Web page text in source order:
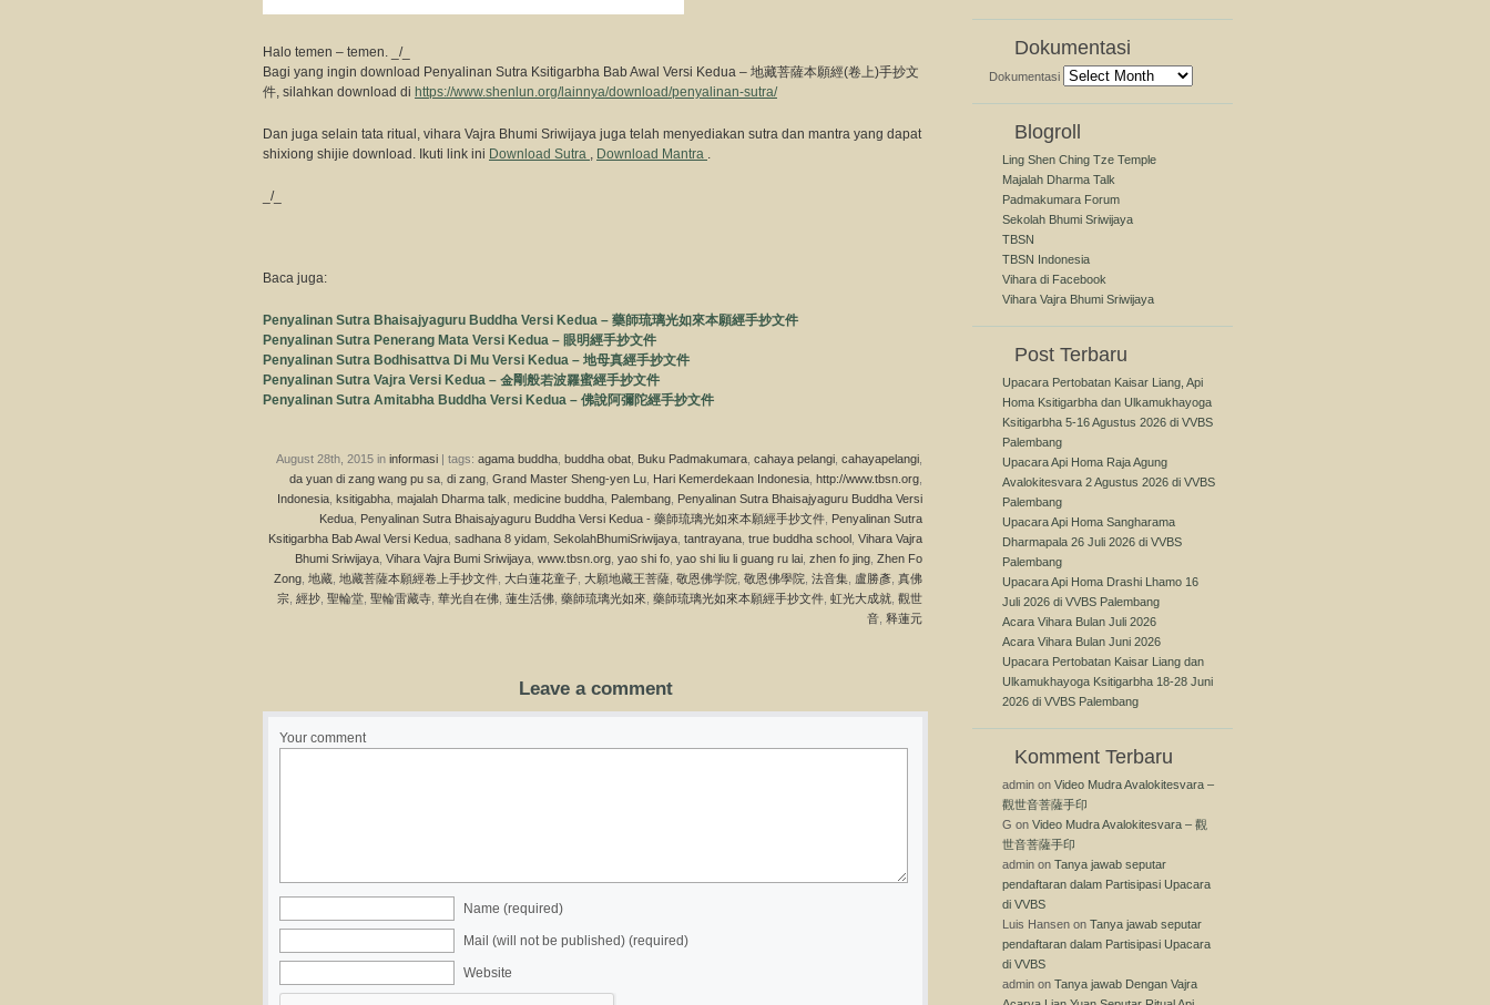
Halo temen – temen. _/_
Bagi yang ingin download Penyalinan Sutra Ksitigarbha Bab Awal Versi Kedua – 地藏菩薩本願經(卷上)手抄文
件, silahkan download di https://www.shenlun.org/lainnya/download/penyalinan-sutra/
Dan juga selain tata ritual, vihara Vajra Bhumi Sriwijaya juga telah menyediakan sutra dan mantra yang dapat
shixiong shijie download. Ikuti link ini Download Sutra , Download Mantra .
_/_
Baca juga:
Penyalinan Sutra Bhaisajyaguru Buddha Versi Kedua – 藥師琉璃光如來本願經手抄文件
Penyalinan Sutra Penerang Mata Versi Kedua – 眼明經手抄文件
Penyalinan Sutra Bodhisattva Di Mu Versi Kedua – 地母真經手抄文件
Penyalinan Sutra Vajra Versi Kedua – 金剛般若波羅蜜經手抄文件
Penyalinan Sutra Amitabha Buddha Versi Kedua – 佛說阿彌陀經手抄文件
August 28th, 2015 in informasi | tags: agama buddha buddha obat Buku Padmakumara cahaya pelangi cahayapelangi
da yuan di zang wang pu sa di zang Grand Master Sheng-yen Lu Hari Kemerdekaan Indonesia http://www.tbsn.org
Indonesia ksitigabha majalah Dharma talk medicine buddha Palembang Penyalinan Sutra Bhaisajyaguru Buddha Versi
Kedua Penyalinan Sutra Bhaisajyaguru Buddha Versi Kedua - 藥師琉璃光如來本願經手抄文件 Penyalinan Sutra
Ksitigarbha Bab Awal Versi Kedua sadhana 8 yidam SekolahBhumiSriwijaya tantrayana true buddha school Vihara Vajra
Bhumi Sriwijaya Vihara Vajra Bumi Sriwijaya www.tbsn.org yao shi fo yao shi liu li guang ru lai zhen fo jing Zhen Fo
Zong 地藏 地藏菩薩本願經卷上手抄文件 大白蓮花童子 大願地藏王菩薩 敬恩佛学院 敬恩佛學院 法音集 盧勝彥 真佛
宗 經抄 聖輪堂 聖輪雷藏寺 華光自在佛 蓮生活佛 藥師琉璃光如來 藥師琉璃光如來本願經手抄文件 虹光大成就 觀世
音 释蓮元
Leave a comment
Your comment
Name (required)
Mail (will not be published) (required)
Website
Dokumentasi
Dokumentasi
Blogroll
Ling Shen Ching Tze Temple
Majalah Dharma Talk
Padmakumara Forum
Sekolah Bhumi Sriwijaya
TBSN
TBSN Indonesia
Vihara di Facebook
Vihara Vajra Bhumi Sriwijaya
Post Terbaru
Upacara Pertobatan Kaisar Liang, Api
Homa Ksitigarbha dan Ulkamukhayoga
Ksitigarbha 5-16 Agustus 2026 di VVBS
Palembang
Upacara Api Homa Raja Agung
Avalokitesvara 2 Agustus 2026 di VVBS
Palembang
Upacara Api Homa Sangharama
Dharmapala 26 Juli 2026 di VVBS
Palembang
Upacara Api Homa Drashi Lhamo 16
Juli 2026 di VVBS Palembang
Acara Vihara Bulan Juli 2026
Acara Vihara Bulan Juni 2026
Upacara Pertobatan Kaisar Liang dan
Ulkamukhayoga Ksitigarbha 18-28 Juni
2026 di VVBS Palembang
Komment Terbaru
admin on Video Mudra Avalokitesvara –
觀世音菩薩手印
G on Video Mudra Avalokitesvara – 觀
世音菩薩手印
admin on Tanya jawab seputar
pendaftaran dalam Partisipasi Upacara
di VVBS
Luis Hansen on Tanya jawab seputar
pendaftaran dalam Partisipasi Upacara
di VVBS
admin on Tanya jawab Dengan Vajra